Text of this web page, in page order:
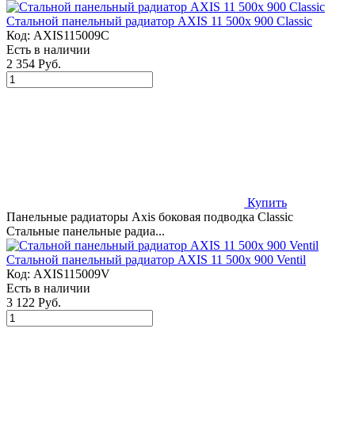
Стальной панельный радиатор AXIS 11 500x 900 Classic
Код: AXIS115009C
Есть в наличии
2 354 Руб.
Купить
Панельные радиаторы Axis боковая подводка Classic
Стальные панельные радиа...
Стальной панельный радиатор AXIS 11 500x 900 Ventil
Код: AXIS115009V
Есть в наличии
3 122 Руб.